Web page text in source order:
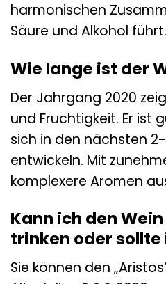
harmonischen
Säure und Alkohol führt.
Wie lange ist der
Der Jahrgang 2020
und Fruchtigkeit. Er ist
sich in den nächsten
entwickeln. Mit
komplexere Aromen
Kann ich den
trinken oder sollte
Sie können den